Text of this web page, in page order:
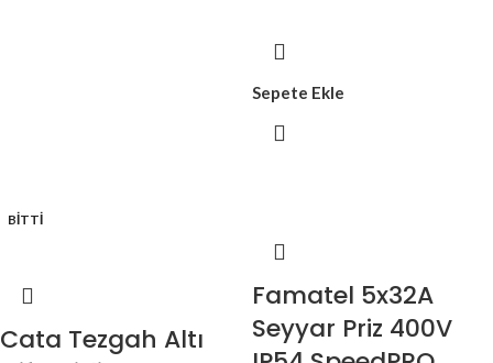
Sepete Ekle
BITTI
Cata Tezgah Altı
Famatel 5x32A
Seyyar Priz 400V